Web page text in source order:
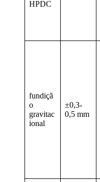
HPDC
fundiçã
o
gravitac
ional
±0,3-
0,5 mm